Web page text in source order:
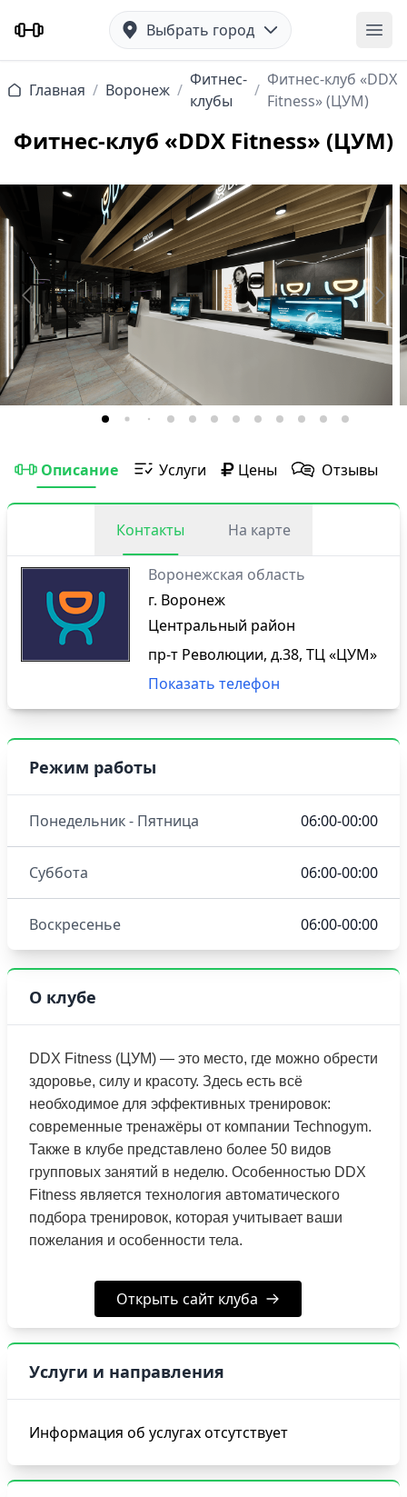
Выбрать город
Главная / Воронеж /
Фитнес-
клубы
/
Фитнес-клуб «DDX
Fitness» (ЦУМ)
Фитнес-клуб «DDX Fitness» (ЦУМ)
Описание Услуги Цены Отзывы
О клубе
DDX Fitness (ЦУМ) — это место, где можно обрести
здоровье, силу и красоту. Здесь есть всё
необходимое для эффективных тренировок:
современные тренажёры от компании Technogym.
Также в клубе представлено более 50 видов
групповых занятий в неделю. Особенностью DDX
Fitness является технология автоматического
подбора тренировок, которая учитывает ваши
пожелания и особенности тела.
Открыть сайт клуба
Услуги и направления
Информация об услугах отсутствует
Контакты На карте
Воронежская область
г. Воронеж
Центральный район
пр-т Революции, д.38, ТЦ «ЦУМ»
Показать телефон
Режим работы
Понедельник - Пятница 06:00-00:00
Суббота 06:00-00:00
Воскресенье 06:00-00:00